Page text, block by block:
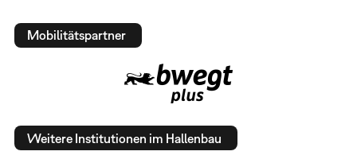
Mobilitätspartner
Weitere Institutionen im Hallenbau